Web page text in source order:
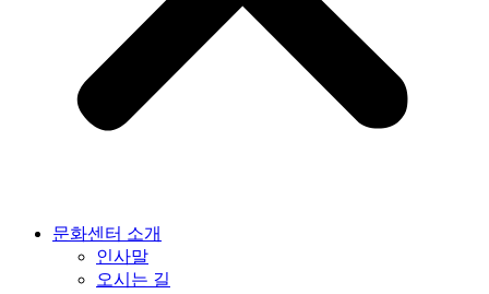
문화센터 소개
인사말
오시는 길